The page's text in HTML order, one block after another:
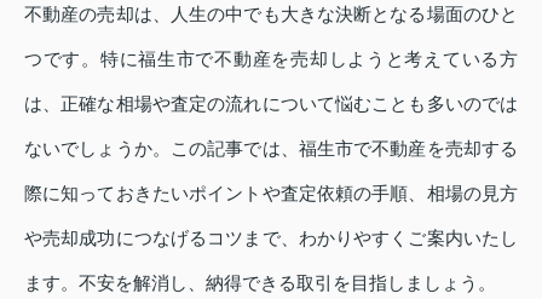
不動産の売却は、人生の中でも大きな決断となる場面のひと
つです。特に福生市で不動産を売却しようと考えている方
は、正確な相場や査定の流れについて悩むことも多いのでは
ないでしょうか。この記事では、福生市で不動産を売却する
際に知っておきたいポイントや査定依頼の手順、相場の見方
や売却成功につなげるコツまで、わかりやすくご案内いたし
ます。不安を解消し、納得できる取引を目指しましょう。